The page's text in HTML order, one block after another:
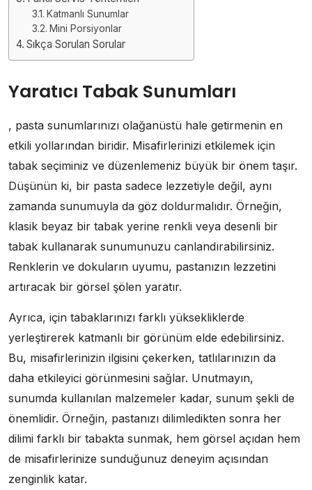
Katmanlı Sunumlar
Mini Porsiyonlar
Sıkça Sorulan Sorular
Yaratıcı Tabak Sunumları
, pasta sunumlarınızı olağanüstü hale getirmenin en
etkili yollarından biridir. Misafirlerinizi etkilemek için
tabak seçiminiz ve düzenlemeniz büyük bir önem taşır.
Düşünün ki, bir pasta sadece lezzetiyle değil, aynı
zamanda sunumuyla da göz doldurmalıdır. Örneğin,
klasik beyaz bir tabak yerine renkli veya desenli bir
tabak kullanarak sunumunuzu canlandırabilirsiniz.
Renklerin ve dokuların uyumu, pastanızın lezzetini
artıracak bir görsel şölen yaratır.
Ayrıca, için tabaklarınızı farklı yüksekliklerde
yerleştirerek katmanlı bir görünüm elde edebilirsiniz.
Bu, misafirlerinizin ilgisini çekerken, tatlılarınızın da
daha etkileyici görünmesini sağlar. Unutmayın,
sunumda kullanılan malzemeler kadar, sunum şekli de
önemlidir. Örneğin, pastanızı dilimledikten sonra her
dilimi farklı bir tabakta sunmak, hem görsel açıdan hem
de misafirlerinize sunduğunuz deneyim açısından
zenginlik katar.